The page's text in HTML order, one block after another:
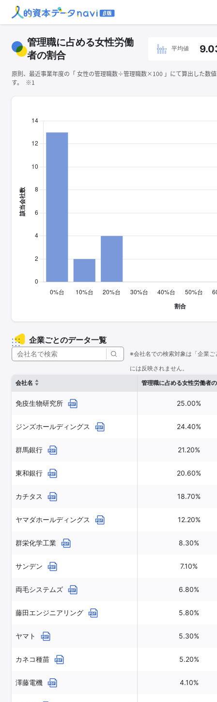
管理職に占める女性労働
者の割合
平均値
原則、最近事業年度の「 ⼥性の管理職数÷管理職数×100 」にて算出した数
す。 ※1
企業ごとのデータ一覧
※会社名での検索対象は「企業
には反映されません。
会社名
管理職に占める女性労働者
免疫生物研究所 25.00%
ジンズホールディングス 24.40%
群馬銀行 21.20%
東和銀行 20.60%
カチタス 18.70%
ヤマダホールディングス 12.20%
群栄化学工業 8.30%
サンデン 7.10%
両毛システムズ 6.80%
藤田エンジニアリング 5.80%
ヤマト 5.30%
カネコ種苗 5.20%
澤藤電機 4.10%